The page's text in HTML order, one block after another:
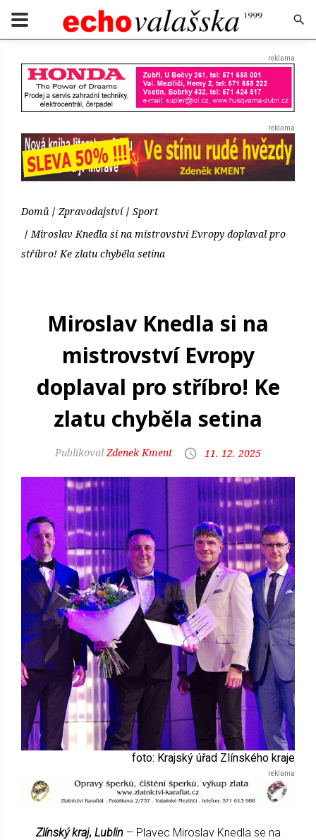
Domů Zpravodajství
Sport
Miroslav Knedla si na mistrovství Evropy doplaval pro
stříbro! Ke zlatu chyběla setina
Miroslav Knedla si na
mistrovství Evropy
doplaval pro stříbro! Ke
zlatu chyběla setina
Zdenek Kment 11. 12. 2025
foto: Krajský úřad Zlínského kraje
Zlínský kraj, Lublin – Plavec Miroslav Knedla se na